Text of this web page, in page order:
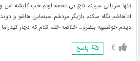
تنها سریالی میبینم تاج بی نقصه اونم خب کلیشه اس
اداهاشم نگاه میکنم بازیگر مردشم سینمایی هاشو و
دیدم خوشتیپه بنظرم… خلاصه ختم کلام که دچار
6 پاسخ